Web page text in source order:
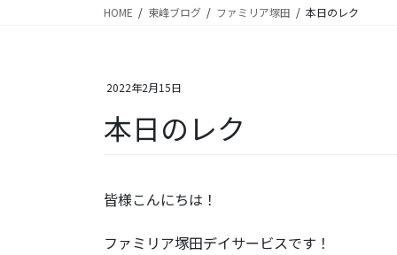
HOME 東峰ブログ ファミリア塚田 本日のレク
2022年2月15日
本日のレク
皆様こんにちは！
ファミリア塚田デイサービスです！